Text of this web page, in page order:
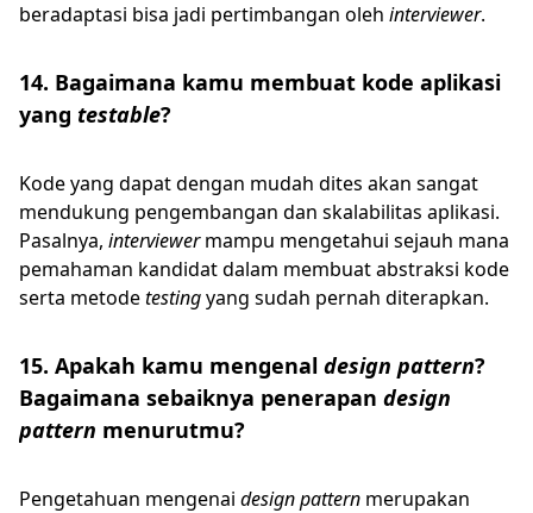
beradaptasi bisa jadi pertimbangan oleh interviewer.
14. Bagaimana kamu membuat kode aplikasi
yang testable?
Kode yang dapat dengan mudah dites akan sangat
mendukung pengembangan dan skalabilitas aplikasi.
Pasalnya, interviewermampu mengetahui sejauh mana
pemahaman kandidat dalam membuat abstraksi kode
serta metodetestingyang sudah pernah diterapkan.
15. Apakah kamu mengenal design pattern?
Bagaimana sebaiknya penerapan design
pattern menurutmu?
Pengetahuan mengenai design pattern merupakan